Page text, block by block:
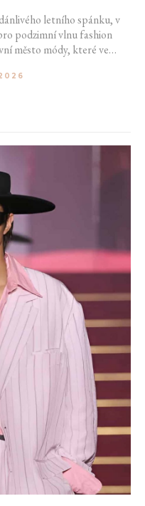
letního spánku, v
podzimní vlnu fashion
město módy, které ve
však zaměří